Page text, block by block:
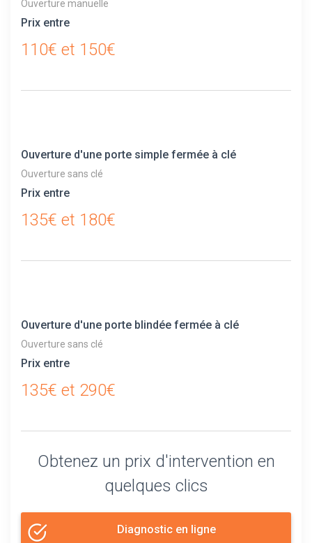
Ouverture manuelle
Prix entre
110€ et 150€
Ouverture d'une porte simple fermée à clé
Ouverture sans clé
Prix entre
135€ et 180€
Ouverture d'une porte blindée fermée à clé
Ouverture sans clé
Prix entre
135€ et 290€
Obtenez un prix d'intervention en
quelques clics
Diagnostic en ligne